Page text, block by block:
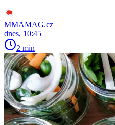
MMAMAG.cz
dnes, 10:45
2 min